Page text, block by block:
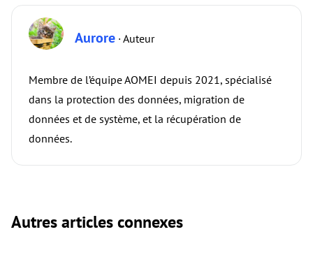
Aurore · Auteur
Membre de l’équipe AOMEI depuis 2021, spécialisé
dans la protection des données, migration de
données et de système, et la récupération de
données.
Autres articles connexes